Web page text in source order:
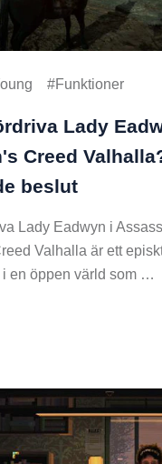
Funktioner
Lady
Creed
beslut
Lady Eadwyn i
Valhalla är ett
en öppen värld som …